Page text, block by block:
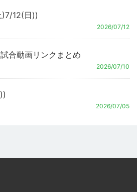
)7/12(日))
2026/07/12
合動画リンクまとめ
2026/07/10
2026/07/05